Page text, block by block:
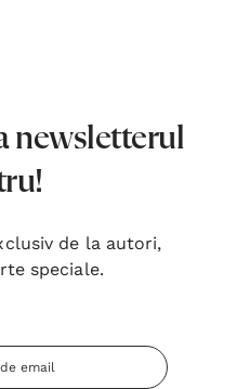
newsletterul
de la autori,
speciale.